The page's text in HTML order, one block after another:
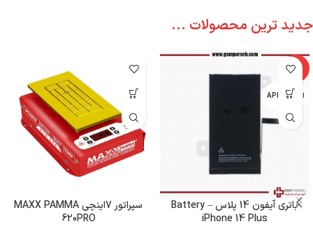
جدید ترین محصولات ...
-6%
اپل - APPLE
باتری آیفون 14 پلاس – Battery
iPhone 14 Plus
سپراتور 7اینچی MAXX PAMMA
620PRO